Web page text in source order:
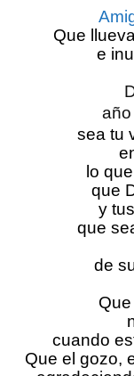
Que
e
sea tu
lo
que
y
que
de
cuando
Que el gozo,